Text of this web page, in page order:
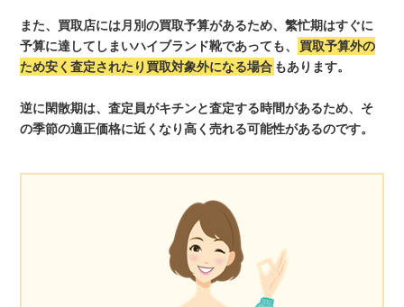
また、買取店には月別の買取予算があるため、繁忙期はすぐに
予算に達してしまいハイブランド靴であっても、
買取予算外の
ため安く査定されたり買取対象外になる場合 もあります。
逆に閑散期は、査定員がキチンと査定する時間があるため、そ
の季節の適正価格に近くなり高く売れる可能性があるのです。